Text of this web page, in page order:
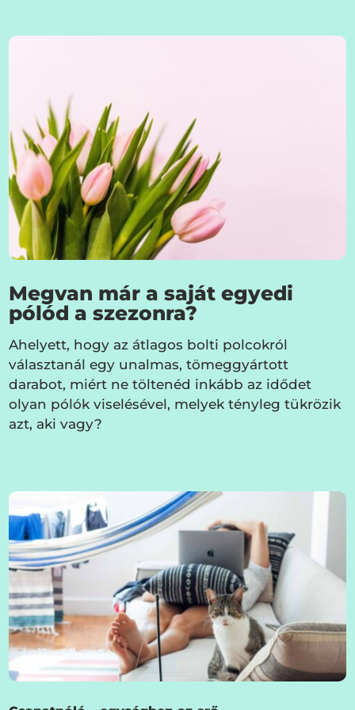
Megvan már a saját egyedi
pólód a szezonra?
Ahelyett, hogy az átlagos bolti polcokról
választanál egy unalmas, tömeggyártott
darabot, miért ne töltenéd inkább az idődet
olyan pólók viselésével, melyek tényleg tükrözik
azt, aki vagy?